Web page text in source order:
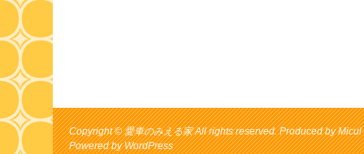
Copyright © 愛車のみえる家 All rights reserved. Produced by Micul
Powered byWordPress